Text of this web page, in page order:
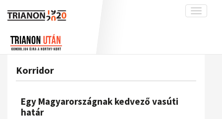
Toggle
A békerendszer megszilárdulása
Galéria
Korridor
Egy Magyarországnak kedvező vasúti
határ